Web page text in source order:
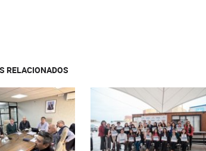
RELACIONADOS